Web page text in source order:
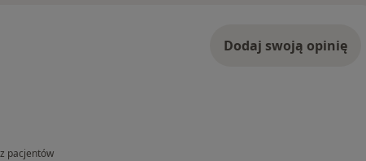
Dodaj swoją opinię
pacjentów